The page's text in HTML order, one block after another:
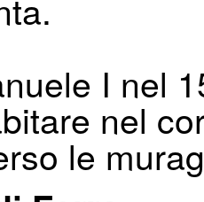
I nel
nel
le